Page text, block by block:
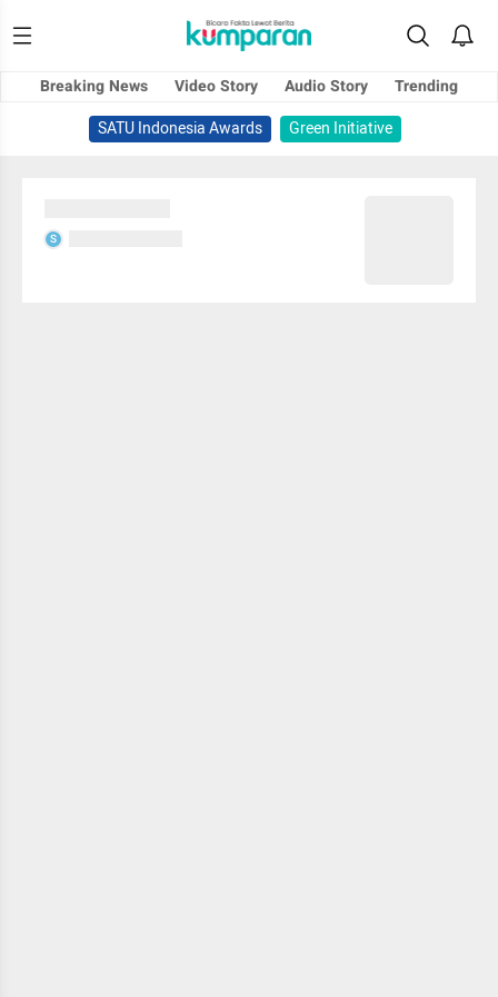
Breaking News Video Story Audio Story
Trending
SATU Indonesia Awards
Green Initiative
S